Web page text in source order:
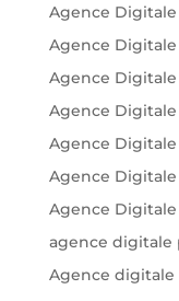
Agence Digitale
Agence Digitale
Agence Digitale
Agence Digitale
Agence Digitale
Agence Digitale
Agence Digitale
agence digitale
Agence digitale